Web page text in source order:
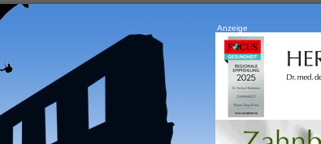
Anzeige